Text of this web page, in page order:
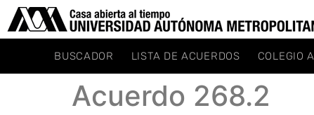
BUSCADOR LISTA DE ACUERDOS COLEGIO
Acuerdo 268.2